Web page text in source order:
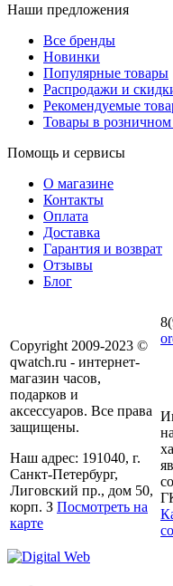
Наши предложения
Все бренды
Новинки
Популярные товары
Распродажи и
Рекомендуемые
Товары в розничном
Помощь и сервисы
О магазине
Контакты
Оплата
Доставка
Гарантия и возврат
Отзывы
Блог
Copyright 2009-2023 ©
qwatch.ru - интернет-
магазин часов,
подарков и
аксессуаров. Все права
защищены.
Наш адрес: 191040, г.
Санкт-Петербург,
Лиговский пр., дом 50,
корп. З Посмотреть на
карте